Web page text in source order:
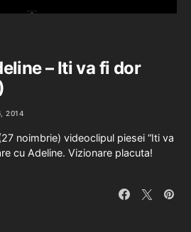
– Iti va fi dor
2014
noimbrie) videoclipul piesei “Iti va
cu Adeline. Vizionare placuta!